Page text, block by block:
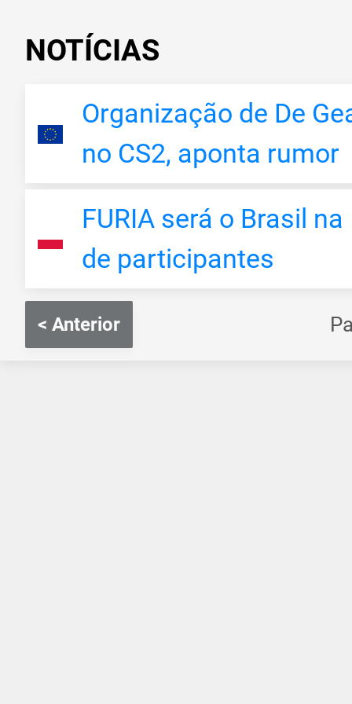
NOTÍCIAS
Organização de De
no CS2, aponta rumor
FURIA será o Brasil
de participantes
< Anterior